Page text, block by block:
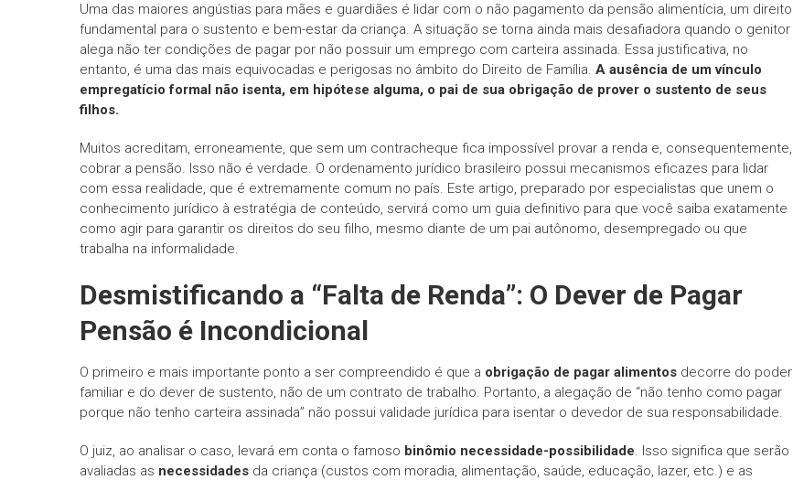
Uma das maiores angústias para mães e guardiães é lidar com o não pagamento da pensão alimentícia, um direito
fundamental para o sustento e bem-estar da criança. A situação se torna ainda mais desafiadora quando o genitor
alega não ter condições de pagar por não possuir um emprego com carteira assinada. Essa justificativa, no
entanto, é uma das mais equivocadas e perigosas no âmbito do Direito de Família. A ausência de um vínculo
empregatício formal não isenta, em hipótese alguma, o pai de sua obrigação de prover o sustento de seus
filhos.
Muitos acreditam, erroneamente, que sem um contracheque fica impossível provar a renda e, consequentemente,
cobrar a pensão. Isso não é verdade. O ordenamento jurídico brasileiro possui mecanismos eficazes para lidar
com essa realidade, que é extremamente comum no país. Este artigo, preparado por especialistas que unem o
conhecimento jurídico à estratégia de conteúdo, servirá como um guia definitivo para que você saiba exatamente
como agir para garantir os direitos do seu filho, mesmo diante de um pai autônomo, desempregado ou que
trabalha na informalidade.
Desmistificando a “Falta de Renda”: O Dever de Pagar
Pensão é Incondicional
O primeiro e mais importante ponto a ser compreendido é que a obrigação de pagar alimentos decorre do poder
familiar e do dever de sustento, não de um contrato de trabalho. Portanto, a alegação de “não tenho como pagar
porque não tenho carteira assinada” não possui validade jurídica para isentar o devedor de sua responsabilidade.
O juiz, ao analisar o caso, levará em conta o famoso binômio necessidade-possibilidade. Isso significa que serão
avaliadas as necessidades da criança (custos com moradia, alimentação, saúde, educação, lazer, etc.) e as